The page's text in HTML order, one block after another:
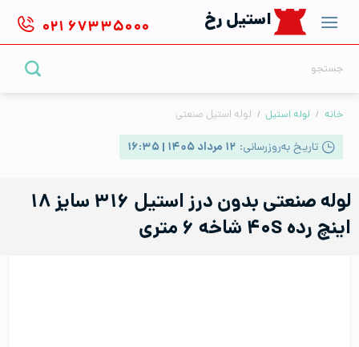
content
استیل رخ ۰۲۱ ۶۷۳۳۵۰۰۰
خانه / لوله استیل / لوله استیل صنعتی
تاریخ به‌روزرسانی: ۱۲ مرداد ۱۴۰۵ | ۱۶:۳۵
لوله صنعتی بدون درز استیل ۳۱۶ سایز ۱۸
اینچ رده ۴۰S شاخه ۶ متری